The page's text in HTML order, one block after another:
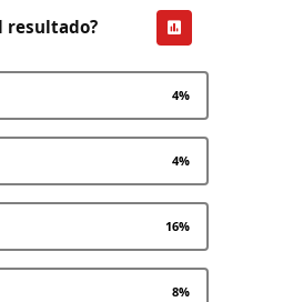
resultado?
4%
4%
16%
8%